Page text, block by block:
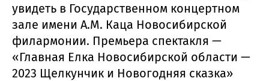
увидеть в Государственном концертном
зале имени А.М. Каца Новосибирской
филармонии. Премьера спектакля —
«Главная Елка Новосибирской области —
2023 Щелкунчик и Новогодняя сказка»